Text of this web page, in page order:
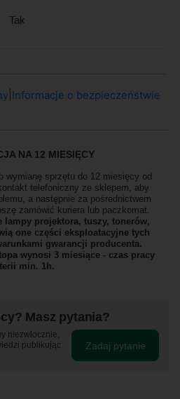
Tak
| Informacje o bezpieczeństwie
NA 12 MIESIĘCY
wymianę sprzętu do 12 miesięcy od
telefoniczny ze sklepem, aby
a następnie za pośrednictwem
zamówić kuriera lub paczkomat.
lampy projektora, tuszy, tonerów,
one części eksploatacyjne tych
gwarancji producenta.
wynosi 3 miesiące - czas pracy
min. 1h.
Masz pytania?
niezwłocznie,
publikując
Zadaj pytanie